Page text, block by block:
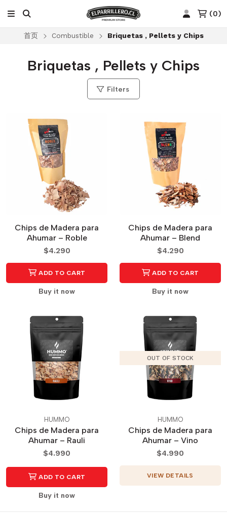
(0)
首页 Combustible Briquetas , Pellets y Chips
Briquetas , Pellets y Chips
Filters
Chips de Madera para
Ahumar – Roble
$4.290
ADD TO CART
Buy it now
Chips de Madera para
Ahumar – Blend
$4.290
ADD TO CART
Buy it now
HUMMO
Chips de Madera para
Ahumar – Rauli
$4.990
ADD TO CART
Buy it now
OUT OF STOCK
HUMMO
Chips de Madera para
Ahumar – Vino
$4.990
VIEW DETAILS